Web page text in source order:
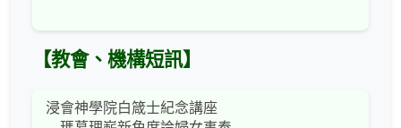
【教會、機構短訊】
浸會神學院白箴士紀念講座